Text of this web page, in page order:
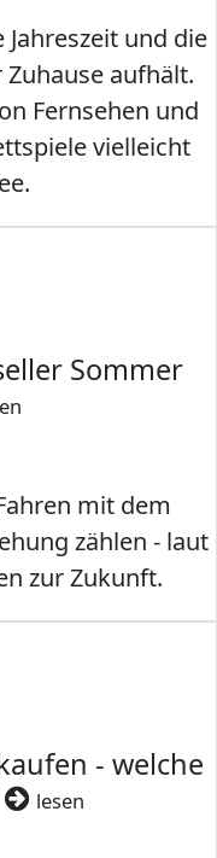
und die
aufhält.
Fernsehen und
vielleicht
Sommer
mit dem
zählen - laut
zur Zukunft.
- welche
lesen